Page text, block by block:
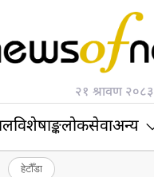
२१ श्रावण
विशेषाङ्कलोकसेवाअन्य
हेटौँडा